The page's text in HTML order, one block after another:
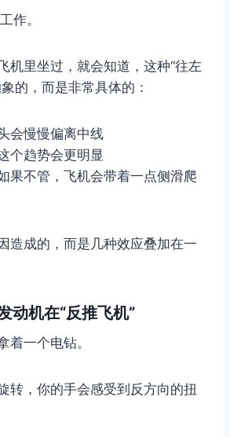
作。
机里坐过，就会知道，这种“往左
的，而是非常具体的：
会慢慢偏离中线
个趋势会更明显
果不管，飞机会带着一点侧滑爬
造成的，而是几种效应叠加在一
动机在“反推飞机”
着一个电钻。
转，你的手会感受到反方向的扭